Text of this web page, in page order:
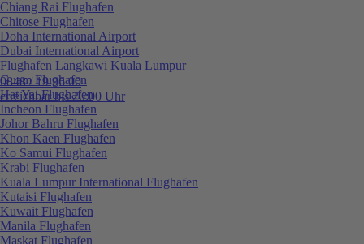
0848 / 19 96 00
erreichbar bis 20:00 Uhr
Chiang Rai Flughafen
Chitose Flughafen
Doha International Airport
Dubai International Airport
Flughafen Langkawi Kuala Lumpur
Guam Flughafen
Hat Yai Flughafen
Incheon Flughafen
Johor Bahru Flughafen
Khon Kaen Flughafen
Ko Samui Flughafen
Krabi Flughafen
Kuala Lumpur International Flughafen
Kutaisi Flughafen
Kuwait Flughafen
Manila Flughafen
Maskat Flughafen